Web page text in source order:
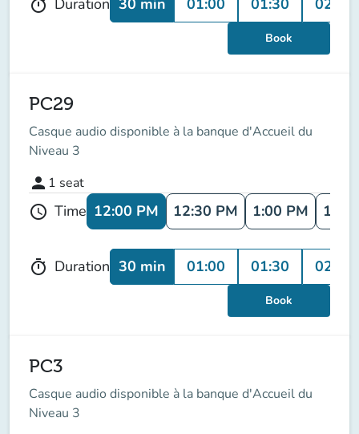
timer Duration
Book
PC29
Casque audio disponible à la banque d'Accueil du
Niveau 3
person 1 seat
schedule Time 12:00 PM 12:30 PM 1:00 PM 1:30
timer Duration 30 min 01:00 01:30 02:00
Book
PC3
Casque audio disponible à la banque d'Accueil du
Niveau 3